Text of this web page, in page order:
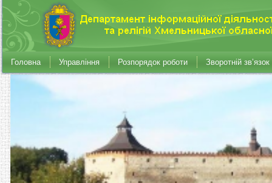
Головна Управління Розпорядок роботи Зворотній зв’язок